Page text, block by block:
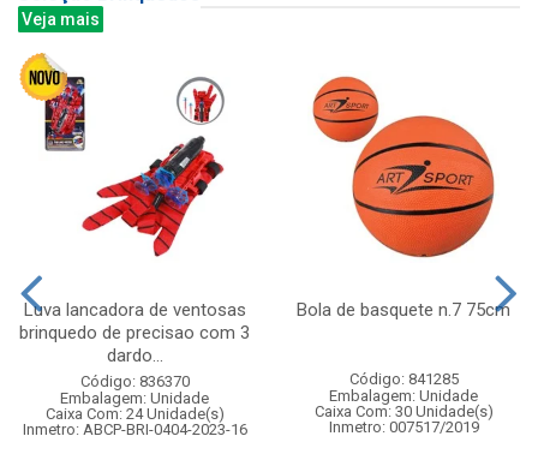
Veja mais
Luva lancadora de ventosas
brinquedo de precisao com 3
dardo...
Código: 836370
Embalagem: Unidade
Caixa Com: 24 Unidade(s)
Inmetro: ABCP-BRI-0404-2023-16
Bola de basquete n.7 75cm
Código: 841285
Embalagem: Unidade
Caixa Com: 30 Unidade(s)
Inmetro: 007517/2019